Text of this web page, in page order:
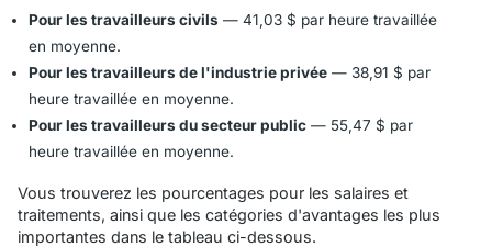
Pour les travailleurs civils — 41,03 $ par heure travaillée
en moyenne.
Pour les travailleurs de l'industrie privée — 38,91 $ par
heure travaillée en moyenne.
Pour les travailleurs du secteur public — 55,47 $ par
heure travaillée en moyenne.
Vous trouverez les pourcentages pour les salaires et
traitements, ainsi que les catégories d'avantages les plus
importantes dans le tableau ci-dessous.